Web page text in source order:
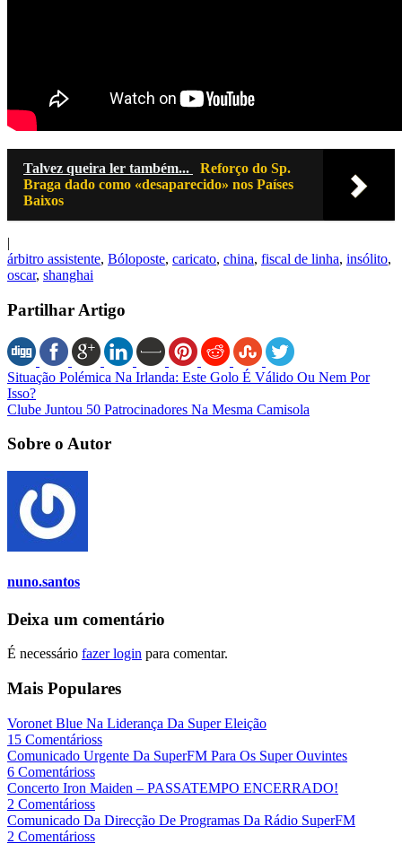
Talvez queira ler também...
Reforço do Sp.
Braga dado como «desaparecido» nos Países
Baixos
|
árbitro assistente, Bóloposte, caricato, china, fiscal de linha, insólito,
oscar, shanghai
Partilhar Artigo
Situação Polémica Na Irlanda: Este Golo É Válido Ou Nem Por
Isso?
Clube Juntou 50 Patrocinadores Na Mesma Camisola
Sobre o Autor
nuno.santos
Deixa um comentário
É necessário fazer login para comentar.
Mais Populares
Voronet Blue Na Liderança Da Super Eleição
15 Comentárioss
Comunicado Urgente Da SuperFM Para Os Super Ouvintes
6 Comentárioss
Concerto Iron Maiden – PASSATEMPO ENCERRADO!
2 Comentárioss
Comunicado Da Direcção De Programas Da Rádio SuperFM
2 Comentárioss